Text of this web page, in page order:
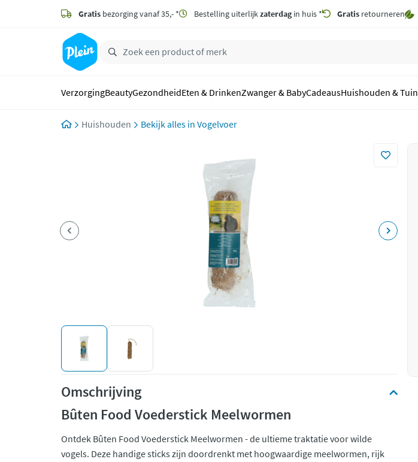
zoeken
hoofdinhoud
Gratis bezorging vanaf 35,- * Bestelling uiterlijkzaterdagin huis * Gratis retourneren
VerzorgingBeautyGezondheidEten & DrinkenZwanger & BabyCadeausHuishouden & Tuin
Huishouden Vogelvoer
Omschrijving
Bûten Food Voederstick Meelwormen
Ontdek Bûten Food Voederstick Meelwormen - de ultieme traktatie voor wilde
vogels. Deze handige sticks zijn doordrenkt met hoogwaardige meelwormen, rijk